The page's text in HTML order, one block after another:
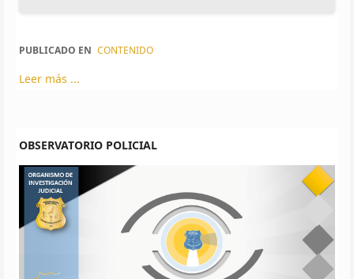
PUBLICADO EN CONTENIDO
Leer más ...
OBSERVATORIO POLICIAL